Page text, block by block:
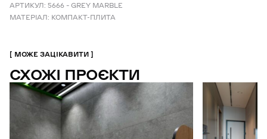
АРТИКУЛ: 5666 – GREY MARBLE
МАТЕРІАЛ: КОМПАКТ-ПЛИТА
МОЖЕ ЗАЦІКАВИТИ
СХОЖІ ПРОЄКТИ